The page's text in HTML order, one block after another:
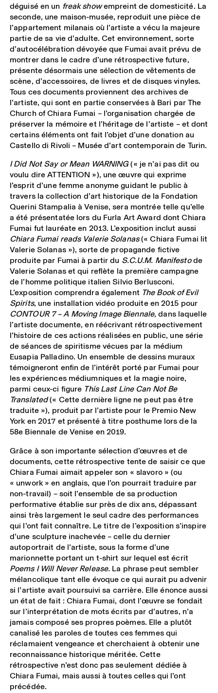
déguisé en un freak showempreint de domesticité. La
seconde, une maison-musée, reproduit une pièce de
l’appartement milanais où l’artiste a vécu la majeure
partie de sa vie d’adulte. Cet environnement, sorte
d’autocélébration dévoyée que Fumai avait prévu de
montrer dans le cadre d’une rétrospective future,
présente désormais une sélection de vêtements de
scène, d’accessoires, de livres et de disques vinyles.
Tous ces documents proviennent des archives de
l’artiste, qui sont en partie conservées à Bari par The
Church of Chiara Fumai – l’organisation chargée de
préserver la mémoire et l’héritage de l’artiste – et dont
certains éléments ont fait l’objet d’une donation au
Castello di Rivoli – Musée d’art contemporain de Turin.
I Did Not Say or Mean WARNING(« je n’ai pas dit ou
voulu dire ATTENTION »), une œuvre qui exprime
l’esprit d’une femme anonyme guidant le public à
travers la collection d’art historique de la Fondation
Querini Stampalia à Venise, sera montrée telle qu’elle
a été présentatée lors du Furla Art Award dont Chiara
Fumai fut lauréate en 2013. L’exposition inclut aussi
Chiara Fumai reads Valerie Solanas(« Chiara Fumai lit
Valerie Solanas »), sorte de propagande fictive
produite par Fumai à partir du S.C.U.M. Manifestode
Valerie Solanas et qui reflète la première campagne
de l’homme politique italien Silvio Berlusconi.
L’exposition comprendra également The Book of Evil
Spirits, une installation vidéo produite en 2015 pour
CONTOUR 7 – A Moving Image Biennale, dans laquelle
l’artiste documente, en réécrivant rétrospectivement
l’histoire de ces actions réalisées en public, une série
de séances de spiritisme vécues par la médium
Eusapia Palladino. Un ensemble de dessins muraux
témoigneront enfin de l’intérêt porté par Fumai pour
les expériences médiumniques et la magie noire,
parmi ceux-ci figure This Last Line Can Not Be
Translated(« Cette dernière ligne ne peut pas être
traduite »), produit par l’artiste pour le Premio New
York en 2017 et présenté à titre posthume lors de la
58e Biennale de Venise en 2019.
Grâce à son importante sélection d’œuvres et de
documents, cette rétrospective tente de saisir ce que
Chiara Fumai aimait appeler son « slavoro » (ou
« unwork » en anglais, que l’on pourrait traduire par
non-travail) – soit l’ensemble de sa production
performative établie sur près de dix ans, dépassant
ainsi très largement le seul cadre des performances
qui l’ont fait connaître. Le titre de l’exposition s’inspire
d’une sculpture inachevée – celle du dernier
autoportrait de l’artiste, sous la forme d’une
marionnette portant un t-shirt sur lequel est écrit
Poems I Will Never Release. La phrase peut sembler
mélancolique tant elle évoque ce qui aurait pu advenir
si l’artiste avait poursuivi sa carrière. Elle énonce aussi
un état de fait : Chiara Fumai, dont l’œuvre se fondait
sur l’interprétation de mots écrits par d’autres, n’a
jamais composé ses propres poèmes. Elle a plutôt
canalisé les paroles de toutes ces femmes qui
réclamaient vengeance et cherchaient à obtenir une
reconnaissance historique méritée. Cette
rétrospective n’est donc pas seulement dédiée à
Chiara Fumai, mais aussi à toutes celles qui l’ont
précédée.